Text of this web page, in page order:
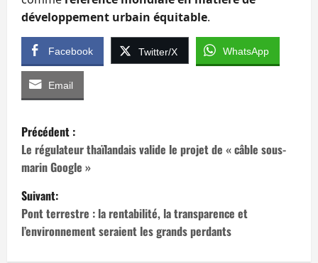
développement urbain équitable.
Facebook Twitter/X WhatsApp
Email
N
a
v
i
g
Précédent :
Le régulateur thaïlandais valide le projet de « câble sous-
marin Google »
Suivant:
Pont terrestre : la rentabilité, la transparence et
l’environnement seraient les grands perdants